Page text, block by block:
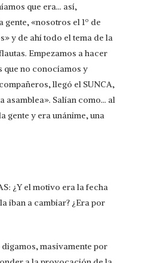
que era… así,
gente, «nosotros el 1º de
y de ahí todo el tema de la
Empezamos a hacer
que no conocíamos y
llegó el SUNCA,
asamblea». Salían como… al
gente y era unánime, una
¿Y el motivo era la fecha
iban a cambiar? ¿Era por
masivamente por